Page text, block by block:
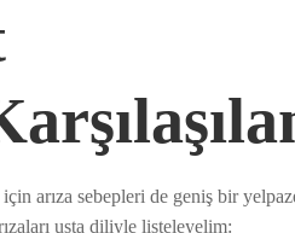
arıza sebepleri de geniş bir
usta diliyle listeleyelim: